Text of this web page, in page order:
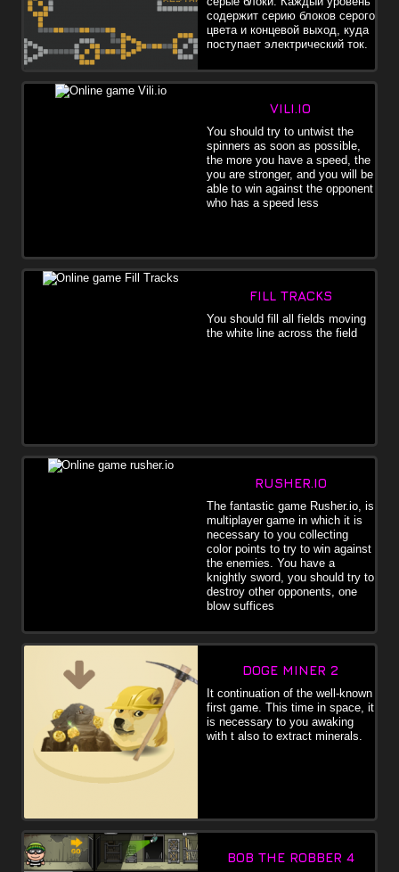
содержит серию блоков серого
цвета и концевой выход, куда
поступает электрический ток.
VILI.IO
You should try to untwist the
spinners as soon as possible,
the more you have a speed, the
you are stronger, and you will be
able to win against the opponent
who has a speed less
FILL TRACKS
You should fill all fields moving
the white line across the field
RUSHER.IO
The fantastic game Rusher.io, is
multiplayer game in which it is
necessary to you collecting
color points to try to win against
the enemies. You have a
knightly sword, you should try to
destroy other opponents, one
blow suffices
DOGE MINER 2
It continuation of the well-known
first game. This time in space, it
is necessary to you awaking
with t also to extract minerals.
BOB THE ROBBER 4